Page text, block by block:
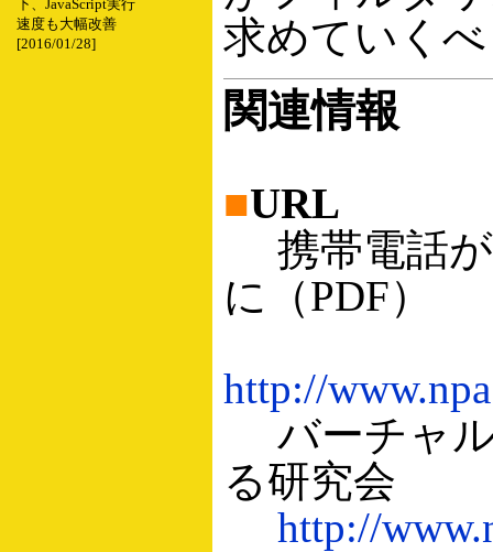
下、JavaScript実行
速度も大幅改善
[2016/01/28]
求めていく
関連情報
■URL
携帯電話が
に（PDF）
http://
バーチャル
る研究会
http://